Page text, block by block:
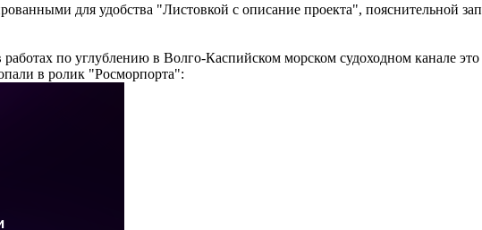
для удобства "Листовкой с описание проекта", пояснительной
по углублению в Волго-Каспийском морском судоходном канале
в ролик "Росморпорта":